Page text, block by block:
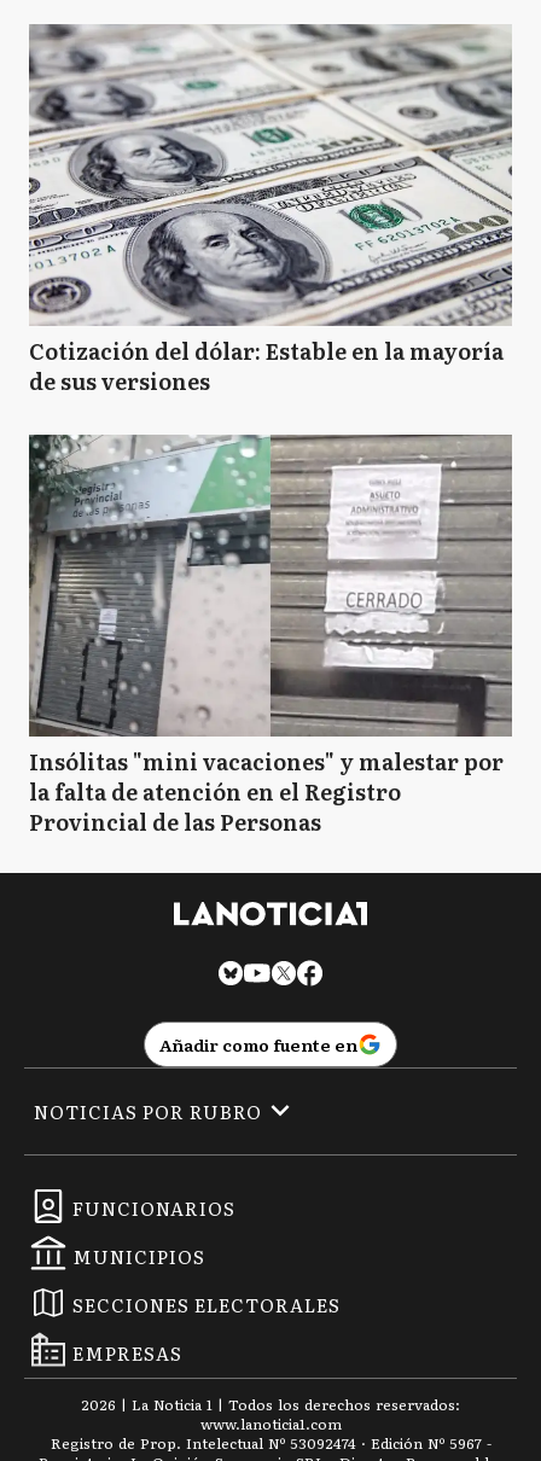
Cotización del dólar: Estable en la mayoría
de sus versiones
Insólitas "mini vacaciones" y malestar por
la falta de atención en el Registro
Provincial de las Personas
Añadir como fuente en
FUNCIONARIOS
MUNICIPIOS
SECCIONES ELECTORALES
EMPRESAS
NOTICIAS POR RUBRO
2026 | La Noticia 1 | Todos los derechos reservados:
www.lanoticia1.com
Registro de Prop. Intelectual Nº 53092474 · Edición Nº 5967 -